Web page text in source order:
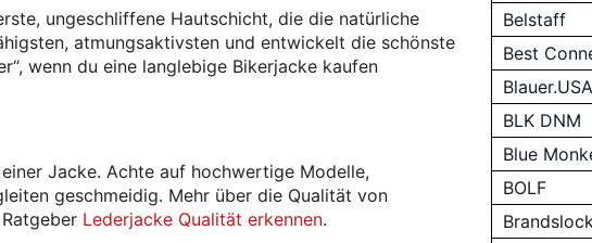
ungeschliffene Hautschicht, die die natürliche
atmungsaktivsten und entwickelt die schönste
wenn du eine langlebige Bikerjacke kaufen
Jacke. Achte auf hochwertige Modelle,
geschmeidig. Mehr über die Qualität von
Lederjacke Qualität erkennen.
Belstaff
Best
Blauer.USA
BLK DNM
Blue
BOLF